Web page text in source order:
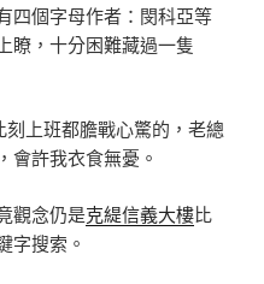
個字母作者：閔科亞等
瞭，十分困難藏過一隻
上班都膽戰心驚的，老總
會許我衣食無憂。
觀念仍是克緹信義大樓比
字搜索。